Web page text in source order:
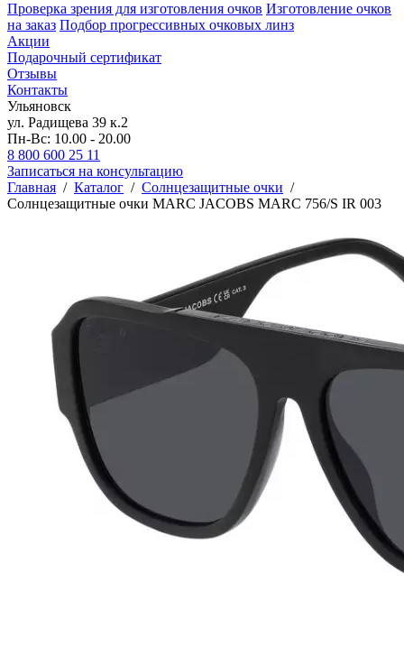
Проверка зрения для изготовления очков Изготовление очков
на заказ Подбор прогрессивных очковых линз
Акции
Подарочный сертификат
Отзывы
Контакты
Ульяновск
ул. Радищева 39 к.2
Пн-Вс: 10.00 - 20.00
8 800 600 25 11
Записаться на консультацию
Главная / Каталог / Солнцезащитные очки /
Солнцезащитные очки MARC JACOBS MARC 756/S IR 003